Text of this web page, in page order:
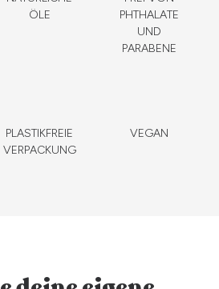
ÖLE
PHTHALATE
UND
PARABENE
PLASTIKFREIE
VERPACKUNG
VEGAN